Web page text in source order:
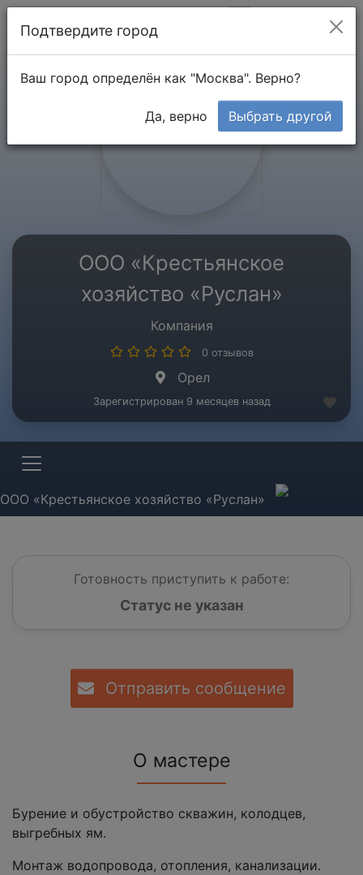
ООО «Крестьянское
хозяйство «Руслан»
Компания
0 отзывов
Орел
Зарегистрирован 9 месяцев назад
ООО «Крестьянское хозяйство «Руслан»
Готовность приступить к работе:
Статус не указан
Отправить сообщение
О мастере
Бурение и обустройство скважин, колодцев,
выгребных ям.
Монтаж водопровода, отопления, канализации.
Подтвердите город
Ваш город определён как "Москва". Верно?
Да, верно Выбрать другой